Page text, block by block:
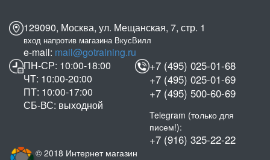
129090, Москва, ул. Мещанская, 7, стр. 1
вход напротив магазина ВкусВилл
e-mail: mail@gotraining.ru
ПН-СР: 10:00-18:00
ЧТ: 10:00-20:00
ПТ: 10:00-17:00
СБ-ВС: выходной
+7 (495) 025-01-68
+7 (495) 025-01-69
+7 (495) 500-60-69
Telegram (только для
писем!):
+7 (916) 325-22-22
© 2018 Интернет магазин